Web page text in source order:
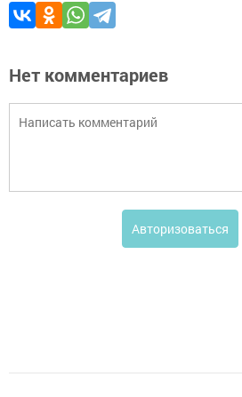
Нет комментариев
Авторизоваться